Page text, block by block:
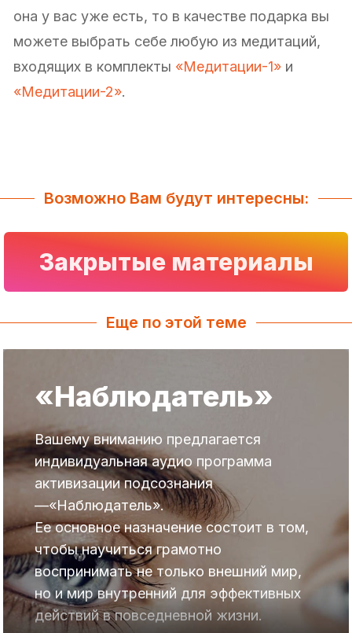
она у вас уже есть, то в качестве подарка вы
можете выбрать себе любую из медитаций,
входящих в комплекты «Медитации-1» и
«Медитации-2».
Возможно Вам будут интересны:
Закрытые материалы
Еще по этой теме
«Наблюдатель»
Вашему вниманию предлагается
индивидуальная аудио программа
активизации подсознания
—«Наблюдатель».
Ее основное назначение состоит в том,
чтобы научиться грамотно
воспринимать не только внешний мир,
но и мир внутренний для эффективных
действий в повседневной жизни.